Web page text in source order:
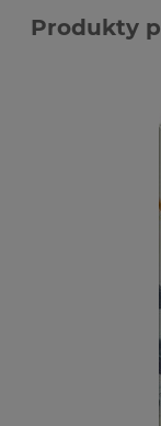
Produkty